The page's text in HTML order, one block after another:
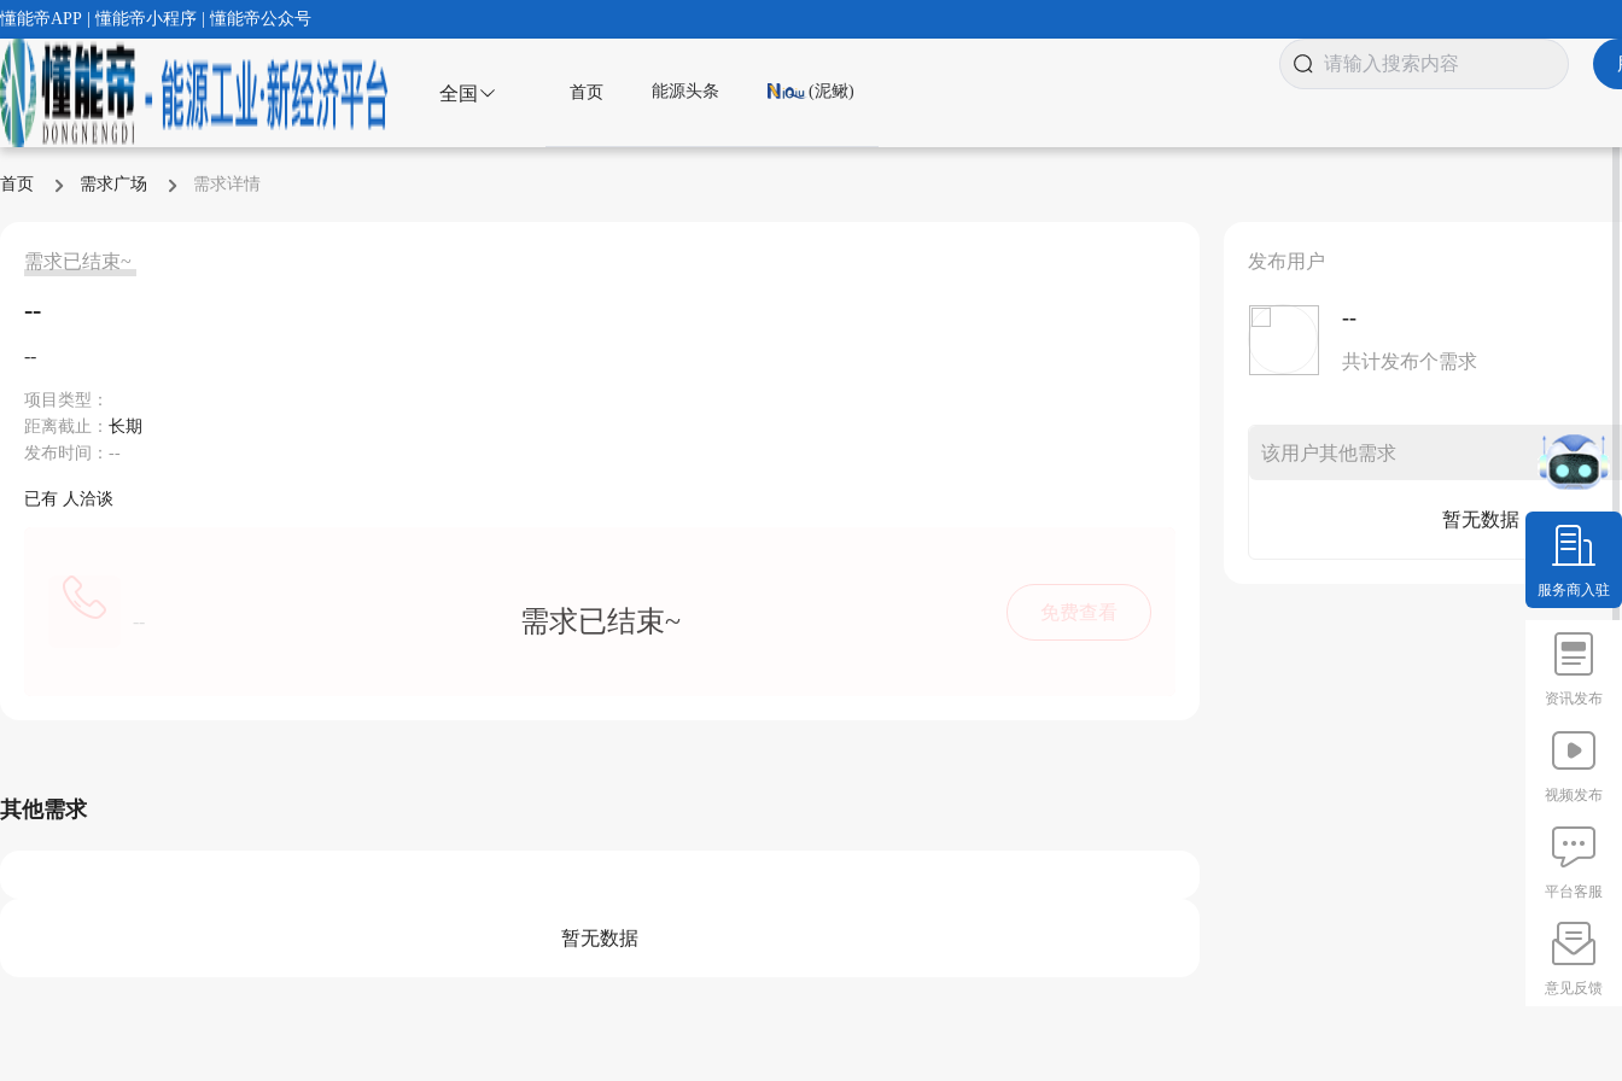
懂能帝APP | 懂能帝小程序 | 懂能帝公众号
全国 首页 能源头条 (泥鳅)
服务商入驻
资讯发布
视频发布
平台客服
意见反馈
首页 需求广场 需求详情
需求已结束~
--
--
项目类型：
距离截止： 长期
发布时间：--
已有 人洽谈
-- 免费查看
需求已结束~
其他需求
暂无数据
发布用户
--
共计发布个需求
该用户其他需求
暂无数据